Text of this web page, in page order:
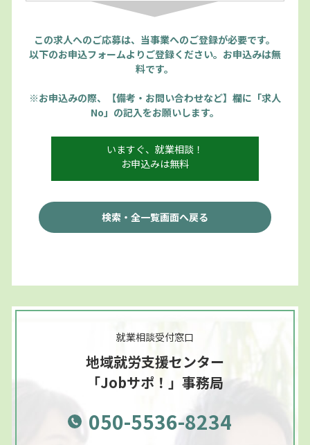
この求人へのご応募は、当事業へのご登録が必要です。
以下のお申込フォームよりご登録ください。お申込みは無
料です。
※お申込みの際、【備考・お問い合わせなど】欄に「求人
No」の記入をお願いします。
いますぐ、就業相談！
お申込みは無料
検索・全一覧画面へ戻る
就業相談受付窓口
地域就労支援センター
「Jobサポ！」事務局
050-5536-8234